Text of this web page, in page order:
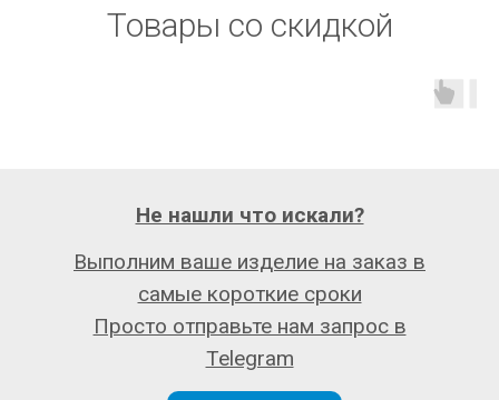
Товары со скидкой
Выполним ваше изделие на заказ в
самые короткие сроки
Просто отправьте нам запрос в
Telegram
Не нашли что искали?